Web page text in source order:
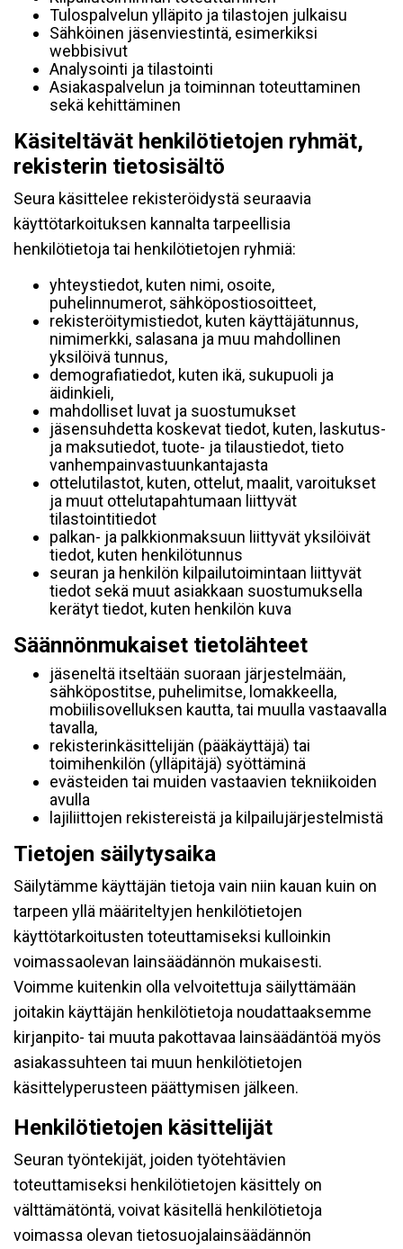
Tulospalvelun ylläpito ja tilastojen julkaisu
Sähköinen jäsenviestintä, esimerkiksi
webbisivut
Analysointi ja tilastointi
Asiakaspalvelun ja toiminnan toteuttaminen
sekä kehittäminen
Käsiteltävät henkilötietojen ryhmät,
rekisterin tietosisältö
Seura käsittelee rekisteröidystä seuraavia
käyttötarkoituksen kannalta tarpeellisia
henkilötietoja tai henkilötietojen ryhmiä:
yhteystiedot, kuten nimi, osoite,
puhelinnumerot, sähköpostiosoitteet,
rekisteröitymistiedot, kuten käyttäjätunnus,
nimimerkki, salasana ja muu mahdollinen
yksilöivä tunnus,
demografiatiedot, kuten ikä, sukupuoli ja
äidinkieli,
mahdolliset luvat ja suostumukset
jäsensuhdetta koskevat tiedot, kuten, laskutus-
ja maksutiedot, tuote- ja tilaustiedot, tieto
vanhempainvastuunkantajasta
ottelutilastot, kuten, ottelut, maalit, varoitukset
ja muut ottelutapahtumaan liittyvät
tilastointitiedot
palkan- ja palkkionmaksuun liittyvät yksilöivät
tiedot, kuten henkilötunnus
seuran ja henkilön kilpailutoimintaan liittyvät
tiedot sekä muut asiakkaan suostumuksella
kerätyt tiedot, kuten henkilön kuva
Säännönmukaiset tietolähteet
jäseneltä itseltään suoraan järjestelmään,
sähköpostitse, puhelimitse, lomakkeella,
mobiilisovelluksen kautta, tai muulla vastaavalla
tavalla,
rekisterinkäsittelijän (pääkäyttäjä) tai
toimihenkilön (ylläpitäjä) syöttäminä
evästeiden tai muiden vastaavien tekniikoiden
avulla
lajiliittojen rekistereistä ja kilpailujärjestelmistä
Tietojen säilytysaika
Säilytämme käyttäjän tietoja vain niin kauan kuin on
tarpeen yllä määriteltyjen henkilötietojen
käyttötarkoitusten toteuttamiseksi kulloinkin
voimassaolevan lainsäädännön mukaisesti.
Voimme kuitenkin olla velvoitettuja säilyttämään
joitakin käyttäjän henkilötietoja noudattaaksemme
kirjanpito- tai muuta pakottavaa lainsäädäntöä myös
asiakassuhteen tai muun henkilötietojen
käsittelyperusteen päättymisen jälkeen.
Henkilötietojen käsittelijät
Seuran työntekijät, joiden työtehtävien
toteuttamiseksi henkilötietojen käsittely on
välttämätöntä, voivat käsitellä henkilötietoja
voimassa olevan tietosuojalainsäädännön